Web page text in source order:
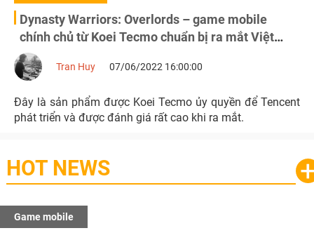
Dynasty Warriors: Overlords – game mobile
chính chủ từ Koei Tecmo chuẩn bị ra mắt Việt
Nam
Tran Huy 07/06/2022 16:00:00
Đây là sản phẩm được Koei Tecmo ủy quyền để Tencent
phát triển và được đánh giá rất cao khi ra mắt.
HOT NEWS
Game mobile